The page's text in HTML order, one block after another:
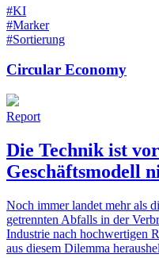
#KI
#Marker
#Sortierung
Circular Economy
Report
Die Technik ist
Geschäftsmodell
Noch immer landet mehr als
getrennten Abfalls in der
Industrie nach hochwertigen
aus diesem Dilemma